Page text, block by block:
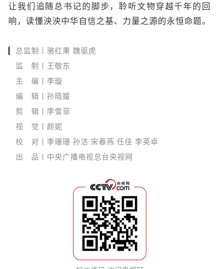
让我们追随总书记的脚步，聆听文物穿越千年的回
响，读懂泱泱中华自信之基、力量之源的永恒命题。
总监制丨骆红秉 魏驱虎
监 制丨王敬东
主 编丨李璇
编 辑丨孙晓媛
剪 辑丨李雪菲
视 觉丨颜妮
校 对丨李珊珊 孙洁 宋春燕 任佳 李英卓
出 品丨中央广播电视总台央视网